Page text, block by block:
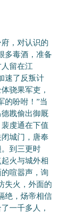
，对认识的
多毒酒，准备
留在江
速了反叛计
骁果军吏，
的吩咐！”当
戡偷出御厩
虔通在下值
城门，唐奉
到三更时
火与城外相
喧嚣声，询
失火，外面的
绝，炀帝相信
一千多人，